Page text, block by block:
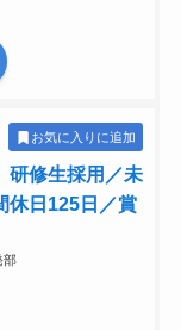
お気に入りに追加
研修生採用／未
休日125日／賞
部